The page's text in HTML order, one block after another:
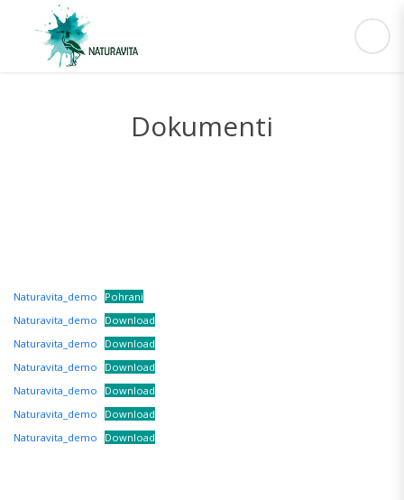
Dokumenti
Naturavita_demo
Pohrani
Naturavita_demo
Download
Naturavita_demo
Download
Naturavita_demo
Download
Naturavita_demo
Download
Naturavita_demo
Download
Naturavita_demo
Download